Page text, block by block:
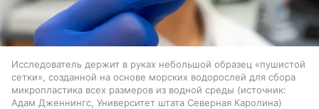
Исследователь держит в руках небольшой образец «пушистой
сетки», созданной на основе морских водорослей для сбора
микропластика всех размеров из водной среды
источник:
Адам Дженнингс, Университет штата Северная Каролина